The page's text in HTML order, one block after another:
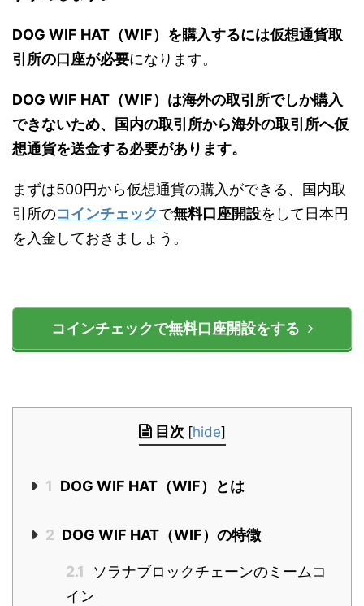
DOG WIF HAT（WIF）を購入するには仮想通貨取
引所の口座が必要になります。
DOG WIF HAT（WIF）は海外の取引所でしか購入
できないため、国内の取引所から海外の取引所へ仮
想通貨を送金する必要があります。
まずは500円から仮想通貨の購入ができる、国内取
引所のコインチェックで無料口座開設をして日本円
を入金しておきましょう。
コインチェックで無料口座開設をする
目次 [hide]
1 DOG WIF HAT（WIF）とは
2 DOG WIF HAT（WIF）の特徴
2.1
ソラナブロックチェーンのミームコ
イン